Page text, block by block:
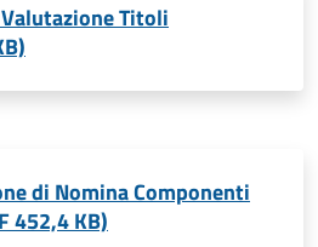
Titoli
di Nomina Componenti
452,4 KB)